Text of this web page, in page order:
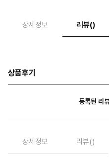
상세정보 리뷰()
상품후기
등록된 리
상세정보 리뷰()